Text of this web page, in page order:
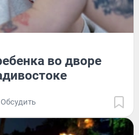
во дворе
Обсудить